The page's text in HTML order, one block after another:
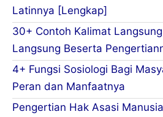
Latinnya [Lengkap]
30+ Contoh Kalimat
Langsung Beserta
4+ Fungsi Sosiologi Bagi
Peran dan Manfaatnya
Pengertian Hak Asasi